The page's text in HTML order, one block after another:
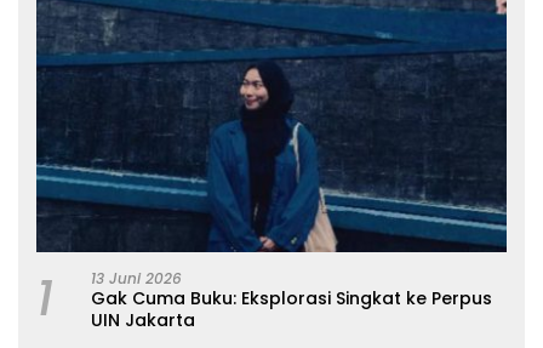
1 13 Juni 2026
Gak Cuma Buku: Eksplorasi Singkat ke Perpus
UIN Jakarta